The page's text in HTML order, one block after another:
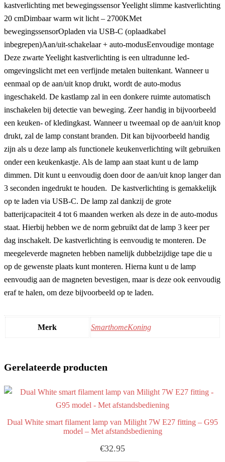
kastverlichting met bewegingssensor Yeelight slimme kastverlichting
20 cmDimbaar warm wit licht – 2700KMet
bewegingssensorOpladen via USB-C (oplaadkabel
inbegrepen)Aan/uit-schakelaar + auto-modusEenvoudige montage
Deze zwarte Yeelight kastverlichting is een ultradunne led-
omgevingslicht met een verfijnde metalen buitenkant. Wanneer u
eenmaal op de aan/uit knop drukt, wordt de auto-modus
ingeschakeld. De kastlamp zal in een donkere ruimte automatisch
inschakelen bij detectie van beweging. Zeer handig in bijvoorbeeld
een keuken- of kledingkast. Wanneer u tweemaal op de aan/uit knop
drukt, zal de lamp constant branden. Dit kan bijvoorbeeld handig
zijn als u deze lamp als functionele keukenverlichting wilt gebruiken
onder een keukenkastje. Als de lamp aan staat kunt u de lamp
dimmen. Dit kunt u eenvoudig doen door de aan/uit knop langer dan
3 seconden ingedrukt te houden. De kastverlichting is gemakkelijk
op te laden via USB-C. De lamp zal dankzij de grote
batterijcapaciteit 4 tot 6 maanden werken als deze in de auto-modus
staat. Hierbij hebben we de norm gebruikt dat de lamp 3 keer per
dag inschakelt. De kastverlichting is eenvoudig te monteren. De
meegeleverde magneten hebben namelijk dubbelzijdige tape die u
op de gewenste plaats kunt monteren. Hierna kunt u de lamp
eenvoudig aan de magneten bevestigen, maar is deze ook eenvoudig
eraf te halen, om deze bijvoorbeeld op te laden.
Merk SmarthomeKoning
Gerelateerde producten
Dual White smart filament lamp van Milight 7W E27 fitting – G95
model – Met afstandsbediening
€32.95